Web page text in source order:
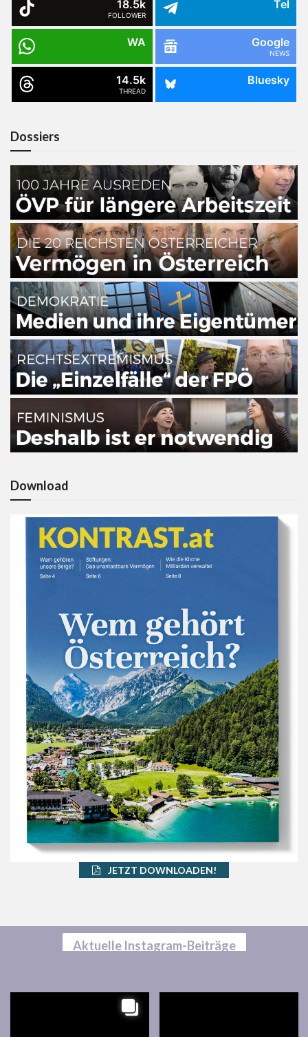
18.5k
FOLLOWER
Tel
WA Google
NEWS
14.5k
THREAD
Bluesky
Dossiers
Download
JETZT DOWNLOADEN!
Aktuelle Instagram-Beiträge